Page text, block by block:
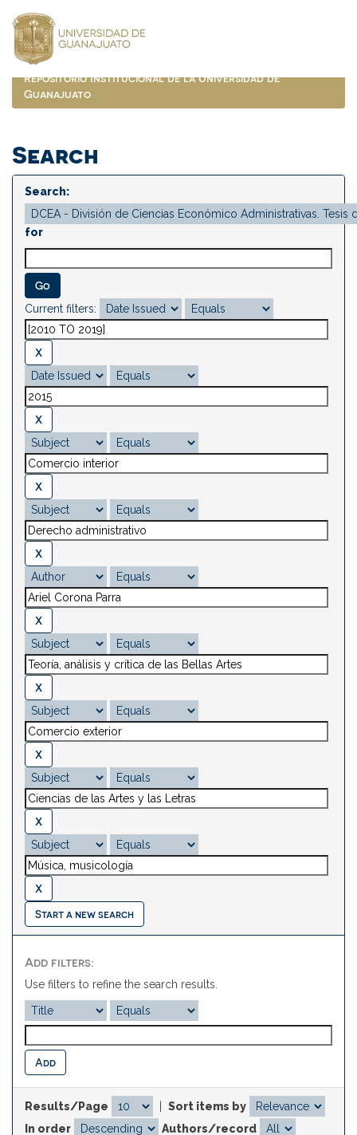
navigation
Repositorio Institucional de la Universidad de
Guanajuato
Search
Search:
for
Current filters:
Start a new search
Add filters:
Use filters to refine the search results.
Results/Page
Sort items by
In order
Authors/record